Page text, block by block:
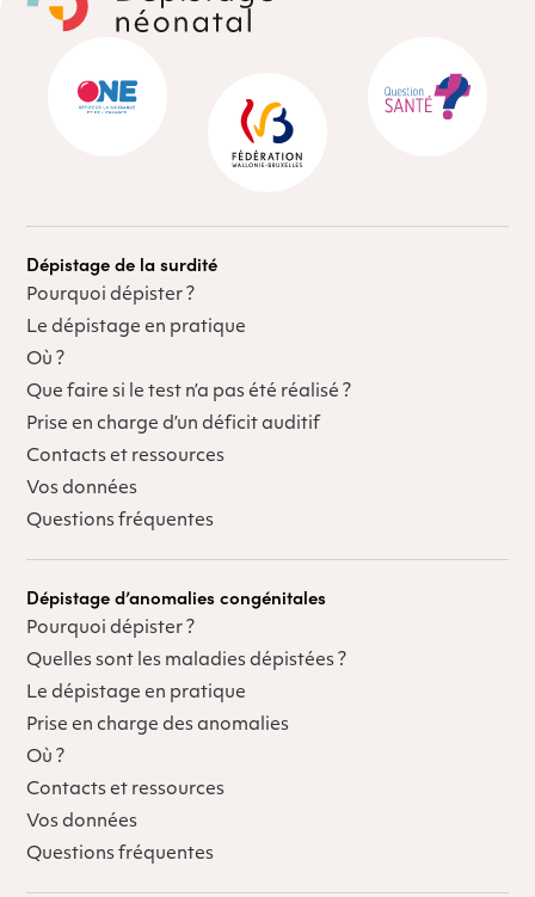
Dépistage de la surdité
Pourquoi dépister ?
Le dépistage en pratique
Où ?
Que faire si le test n’a pas été réalisé ?
Prise en charge d’un déficit auditif
Contacts et ressources
Vos données
Questions fréquentes
Dépistage d’anomalies congénitales
Pourquoi dépister ?
Quelles sont les maladies dépistées ?
Le dépistage en pratique
Prise en charge des anomalies
Où ?
Contacts et ressources
Vos données
Questions fréquentes